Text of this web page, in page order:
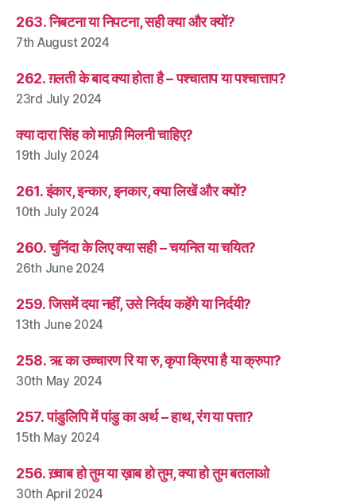
263. निबटना या निपटना, सही क्या और क्यों?
7th August 2024
262. ग़लती के बाद क्या होता है – पश्चाताप या पश्चात्ताप?
23rd July 2024
क्या दारा सिंह को माफ़ी मिलनी चाहिए?
19th July 2024
261. इंकार, इन्कार, इनकार, क्या लिखें और क्यों?
10th July 2024
260. चुनिंदा के लिए क्या सही – चयनित या चयित?
26th June 2024
259. जिसमें दया नहीं, उसे निर्दय कहेंगे या निर्दयी?
13th June 2024
258. ऋ का उच्चारण रि या रु, कृपा क्रिपा है या क्रुपा?
30th May 2024
257. पांडुलिपि में पांडु का अर्थ – हाथ, रंग या पत्ता?
15th May 2024
256. ख़्वाब हो तुम या ख़ाब हो तुम, क्या हो तुम बतलाओ
30th April 2024